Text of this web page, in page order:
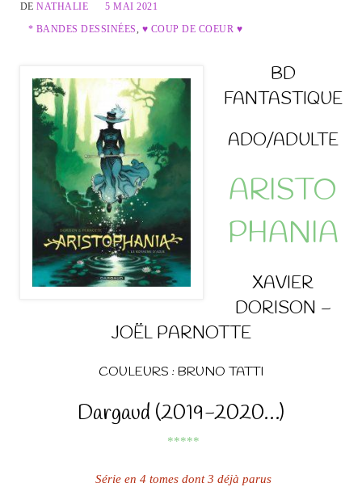
DENATHALIE
5 MAI 2021
* BANDES DESSINÉES, ♥ COUP DE COEUR ♥
BD
FANTASTIQUE
ADO/ADULTE
ARISTO
PHANIA
XAVIER
DORISON –
JOËL PARNOTTE
COULEURS : BRUNO TATTI
Dargaud (2019-2020…)
*****
Série en 4 tomes dont 3 déjà parus